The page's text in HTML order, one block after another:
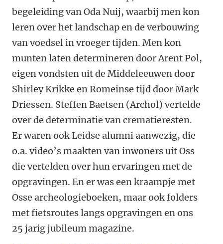
begeleiding van Oda Nuij, waarbij men kon
leren over het landschap en de verbouwing
van voedsel in vroeger tijden. Men kon
munten laten determineren door Arent Pol,
eigen vondsten uit de Middeleeuwen door
Shirley Krikke en Romeinse tijd door Mark
Driessen. Steffen Baetsen (Archol) vertelde
over de determinatie van crematieresten.
Er waren ook Leidse alumni aanwezig, die
o.a. video’s maakten van inwoners uit Oss
die vertelden over hun ervaringen met de
opgravingen. En er was een kraampje met
Osse archeologieboeken, maar ook folders
met fietsroutes langs opgravingen en ons
25 jarig jubileum magazine.